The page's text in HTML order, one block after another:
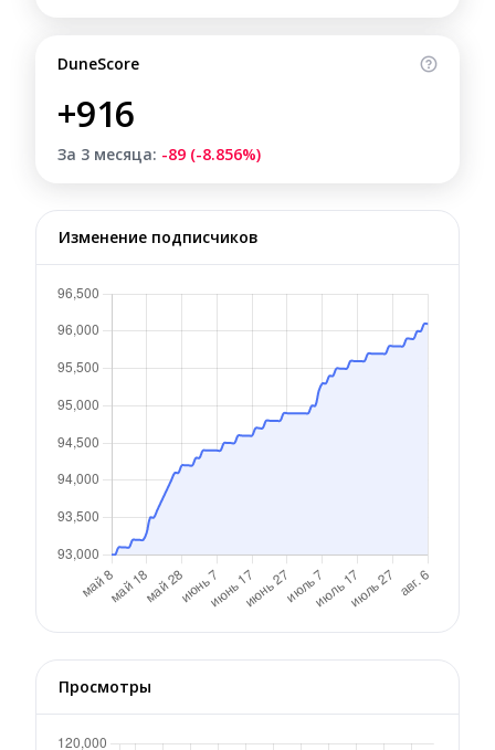
DuneScore
+916
За 3 месяца: -89 (-8.856%)
Изменение подписчиков
Просмотры